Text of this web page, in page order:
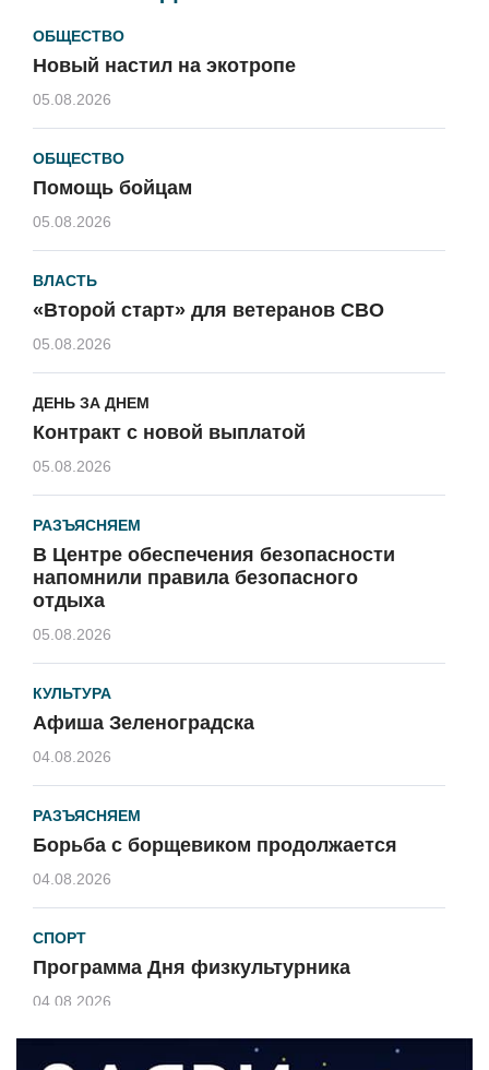
ОБЩЕСТВО
Новый настил на экотропе
05.08.2026
ОБЩЕСТВО
Помощь бойцам
05.08.2026
ВЛАСТЬ
«Второй старт» для ветеранов СВО
05.08.2026
ДЕНЬ ЗА ДНЕМ
Контракт с новой выплатой
05.08.2026
РАЗЪЯСНЯЕМ
В Центре обеспечения безопасности
напомнили правила безопасного
отдыха
05.08.2026
КУЛЬТУРА
Афиша Зеленоградска
04.08.2026
РАЗЪЯСНЯЕМ
Борьба с борщевиком продолжается
04.08.2026
СПОРТ
Программа Дня физкультурника
04.08.2026
ЗЕМЛЯКИ